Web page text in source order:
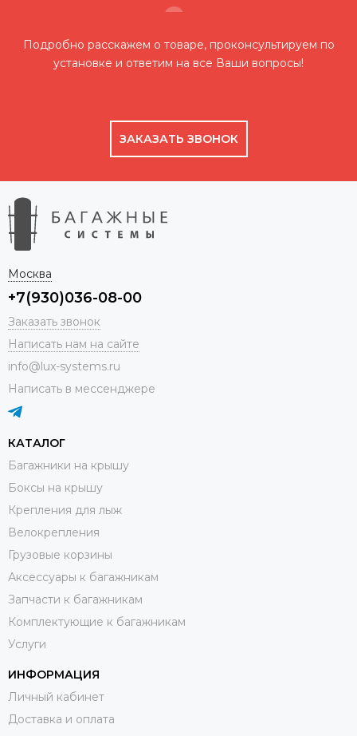
Подробно расскажем о товаре, проконсультируем по
установке и ответим на все Ваши вопросы!
ЗАКАЗАТЬ ЗВОНОК
Москва
+7(930)036-08-00
Заказать звонок
Написать нам на сайте
info@lux-systems.ru
Написать в мессенджере
КАТАЛОГ
Багажники на крышу
Боксы на крышу
Крепления для лыж
Велокрепления
Грузовые корзины
Аксессуары к багажникам
Запчасти к багажникам
Комплектующие к багажникам
Услуги
ИНФОРМАЦИЯ
Личный кабинет
Доставка и оплата